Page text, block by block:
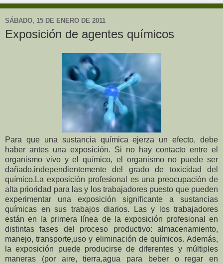
SÁBADO, 15 DE ENERO DE 2011
Exposición de agentes químicos
Para que una sustancia química ejerza un efecto, debe
haber antes una exposición. Si no hay contacto entre el
organismo vivo y el químico, el organismo no puede ser
dañado,independientemente del grado de toxicidad del
químico. La exposición profesional es una preocupación de
alta prioridad para las y los trabajadores puesto que pueden
experimentar una exposición significante a sustancias
químicas en sus trabajos diarios. Las y los trabajadores
están en la primera línea de la exposición profesional en
distintas fases del proceso productivo: almacenamiento,
manejo, transporte,uso y eliminación de químicos.Además,
la exposición puede producirse de diferentes y múltiples
maneras (por aire, tierra,agua para beber o regar en